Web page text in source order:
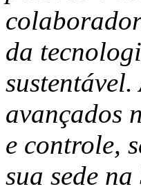
da
avançados
e controle,
sua sede